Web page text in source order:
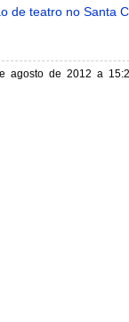
de teatro no Santa
agosto de 2012 a